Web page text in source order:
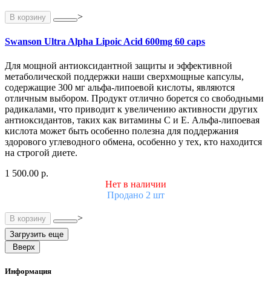
В корзину >
Swanson Ultra Alpha Lipoic Acid 600mg 60 caps
Для мощной антиоксидантной защиты и эффективной
метаболической поддержки наши сверхмощные капсулы,
содержащие 300 мг альфа-липоевой кислоты, являются
отличным выбором. Продукт отлично борется со свободными
радикалами, что приводит к увеличению активности других
антиоксидантов, таких как витамины С и Е. Альфа-липоевая
кислота может быть особенно полезна для поддержания
здорового углеводного обмена, особенно у тех, кто находится
на строгой диете.
1 500.00 р.
Нет в наличии
Продано 2 шт
В корзину >
Загрузить еще
Вверх
Информация